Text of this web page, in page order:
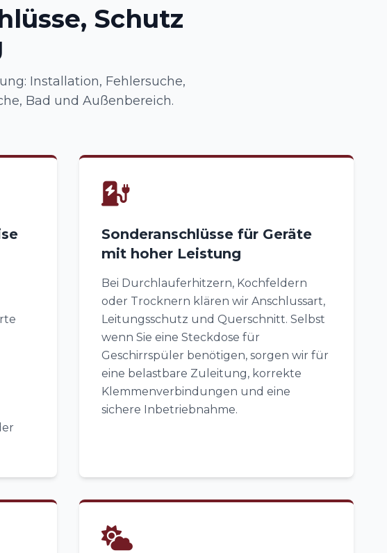
Schutz
Installation, Fehlersuche,
Bad und Außenbereich.
Sonderanschlüsse für Geräte
mit hoher Leistung
Bei Durchlauferhitzern, Kochfeldern
oder Trocknern klären wir Anschlussart,
Leitungsschutz und Querschnitt. Selbst
wenn Sie eine Steckdose für
Geschirrspüler benötigen, sorgen wir für
eine belastbare Zuleitung, korrekte
Klemmenverbindungen und eine
sichere Inbetriebnahme.